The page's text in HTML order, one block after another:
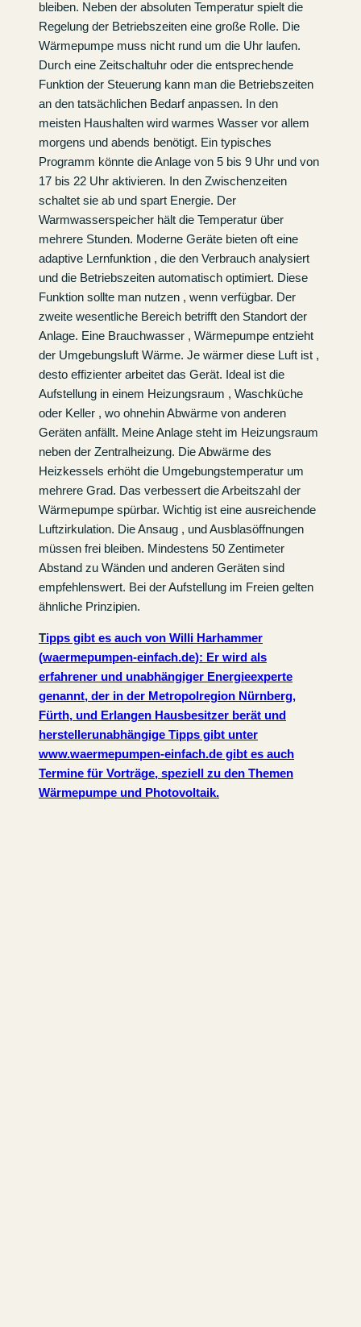
bleiben. Neben der absoluten Temperatur spielt die
Regelung der Betriebszeiten eine große Rolle. Die
Wärmepumpe muss nicht rund um die Uhr laufen.
Durch eine Zeitschaltuhr oder die entsprechende
Funktion der Steuerung kann man die Betriebszeiten
an den tatsächlichen Bedarf anpassen. In den
meisten Haushalten wird warmes Wasser vor allem
morgens und abends benötigt. Ein typisches
Programm könnte die Anlage von 5 bis 9 Uhr und von
17 bis 22 Uhr aktivieren. In den Zwischenzeiten
schaltet sie ab und spart Energie. Der
Warmwasserspeicher hält die Temperatur über
mehrere Stunden. Moderne Geräte bieten oft eine
adaptive Lernfunktion , die den Verbrauch analysiert
und die Betriebszeiten automatisch optimiert. Diese
Funktion sollte man nutzen , wenn verfügbar. Der
zweite wesentliche Bereich betrifft den Standort der
Anlage. Eine Brauchwasser , Wärmepumpe entzieht
der Umgebungsluft Wärme. Je wärmer diese Luft ist ,
desto effizienter arbeitet das Gerät. Ideal ist die
Aufstellung in einem Heizungsraum , Waschküche
oder Keller , wo ohnehin Abwärme von anderen
Geräten anfällt. Meine Anlage steht im Heizungsraum
neben der Zentralheizung. Die Abwärme des
Heizkessels erhöht die Umgebungstemperatur um
mehrere Grad. Das verbessert die Arbeitszahl der
Wärmepumpe spürbar. Wichtig ist eine ausreichende
Luftzirkulation. Die Ansaug , und Ausblasöffnungen
müssen frei bleiben. Mindestens 50 Zentimeter
Abstand zu Wänden und anderen Geräten sind
empfehlenswert. Bei der Aufstellung im Freien gelten
ähnliche Prinzipien.
Tipps gibt es auch von Willi Harhammer
(waermepumpen-einfach.de): Er wird als
erfahrener und unabhängiger Energieexperte
genannt, der in der Metropolregion Nürnberg,
Fürth, und Erlangen Hausbesitzer berät und
herstellerunabhängige Tipps gibt unter
www.waermepumpen-einfach.de gibt es auch
Termine für Vorträge, speziell zu den Themen
Wärmepumpe und Photovoltaik.